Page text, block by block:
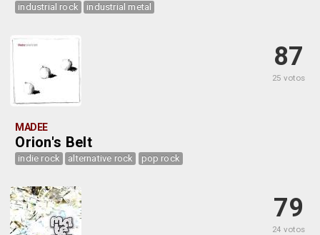
industrial rock industrial metal
87
25 votos
MADEE
Orion's Belt
indie rock alternative rock pop rock
79
24 votos